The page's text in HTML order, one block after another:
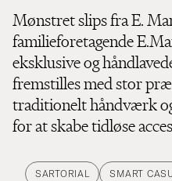
Mønstret slips fra E.
familieforetagende
eksklusive og
fremstilles med stor
traditionelt håndværk
for at skabe tidløse
SARTORIAL SMART